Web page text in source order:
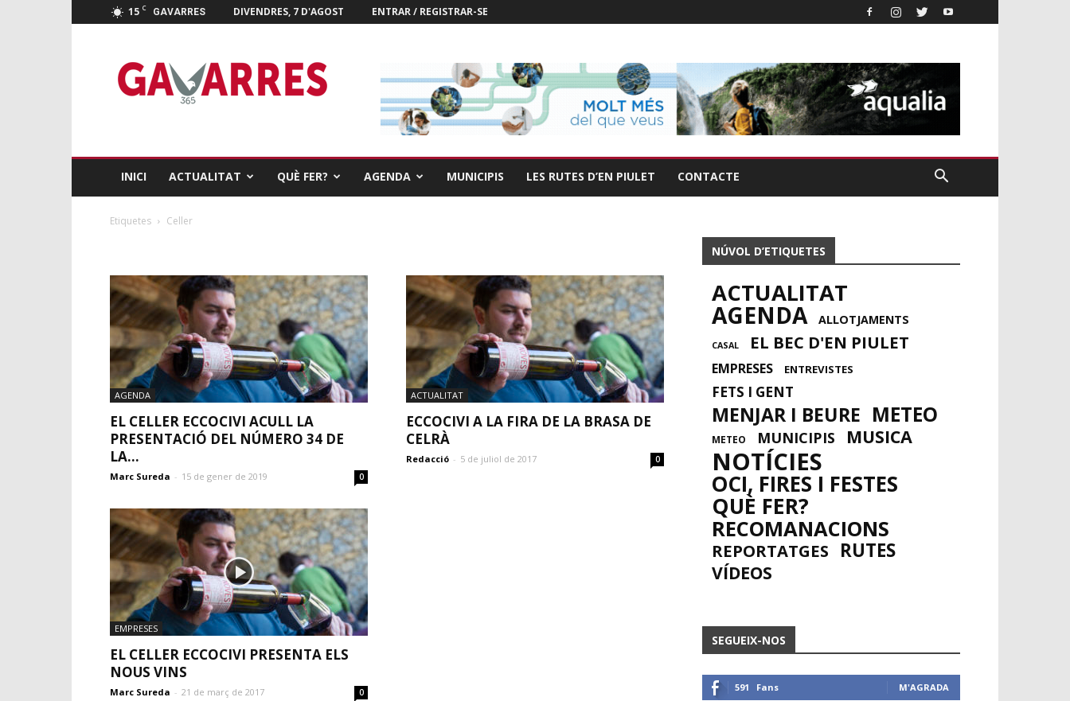
15 C GAVARRES DIVENDRES, 7 D'AGOST ENTRAR / REGISTRAR-SE
365
INICI ACTUALITAT QUÈ FER? AGENDA MUNICIPIS LES RUTES D’EN PIULET CONTACTE
Etiquetes Celler
AGENDA
EL CELLER ECCOCIVI ACULL LA
PRESENTACIÓ DEL NÚMERO 34 DE
LA...
Marc Sureda - 15 de gener de 2019 0
ACTUALITAT
ECCOCIVI A LA FIRA DE LA BRASA DE
CELRÀ
Redacció - 5 de juliol de 2017 0
EMPRESES
EL CELLER ECCOCIVI PRESENTA ELS
NOUS VINS
Marc Sureda - 21 de març de 2017 0
NÚVOL D’ETIQUETES
ACTUALITAT
AGENDA ALLOTJAMENTS
CASAL EL BEC D'EN PIULET
EMPRESES ENTREVISTES
FETS I GENT
MENJAR I BEURE METEO
METEO MUNICIPIS MUSICA
NOTÍCIES
OCI, FIRES I FESTES
QUÈ FER?
RECOMANACIONS
REPORTATGES RUTES
VÍDEOS
SEGUEIX-NOS
591 Fans M'AGRADA